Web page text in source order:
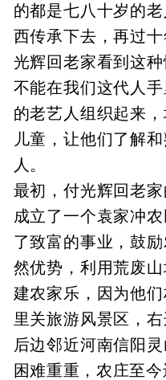
的都是七八十岁的
西传承下去，再过
光辉回老家看到这
不能在我们这代人
的老艺人组织起来
儿童，让他们了解
人。
最初，付光辉回老
成立了一个袁家冲
了致富的事业，鼓
然优势，利用荒废
建农家乐，因为他
里关旅游风景区，
后边邻近河南信阳
困难重重，农庄至